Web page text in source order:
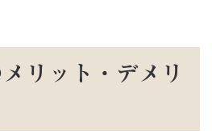
リット・デメリ